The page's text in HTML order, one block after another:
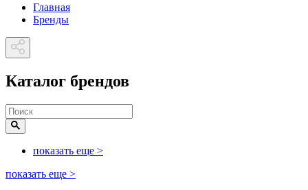
Главная
Бренды
Каталог брендов
показать еще >
показать еще >